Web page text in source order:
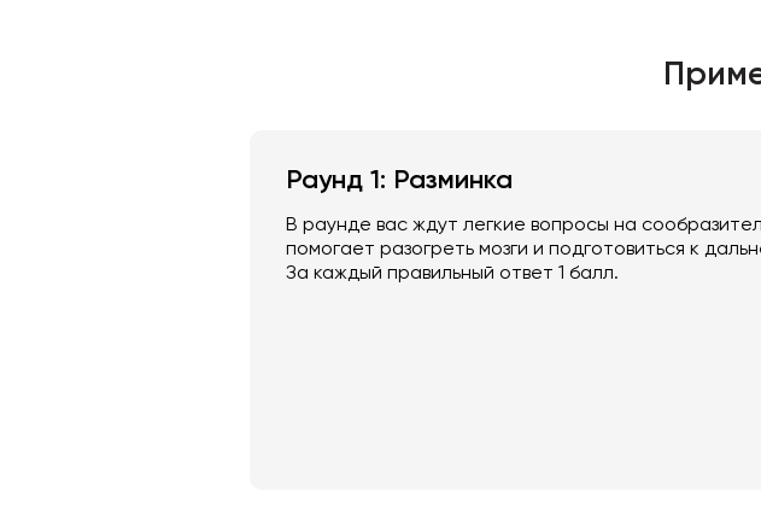
Раунд 1: Разминка
В раунде вас ждут легкие вопросы на
помогает разогреть мозги и подготовиться к
За каждый правильный ответ 1 балл.